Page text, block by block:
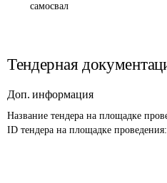
самосвал
Тендерная
Доп. информация
Название тендера на площадке
ID тендера на площадке проведения: